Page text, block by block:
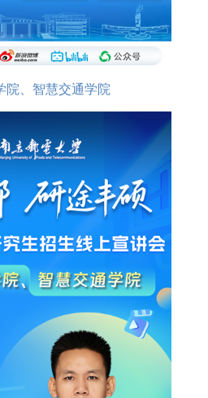
院、智慧交通学院